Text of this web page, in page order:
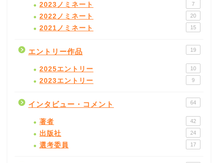
2023ノミネート 7
2022ノミネート 20
2021ノミネート 15
エントリー作品 19
2025エントリー 10
2023エントリー 9
インタビュー・コメント 64
著者 42
出版社 24
選考委員 17